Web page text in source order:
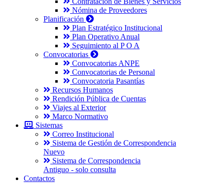
Nómina de Proveedores
Planificación
Plan Estratégico Institucional
Plan Operativo Anual
Seguimiento al P O A
Convocatorias
Convocatorias ANPE
Convocatorias de Personal
Convocatoria Pasantías
Recursos Humanos
Rendición Pública de Cuentas
Viajes al Exterior
Marco Normativo
Sistemas
Correo Institucional
Sistema de Gestión de Correspondencia
Nuevo
Sistema de Correspondencia
Antiguo - solo consulta
Contactos